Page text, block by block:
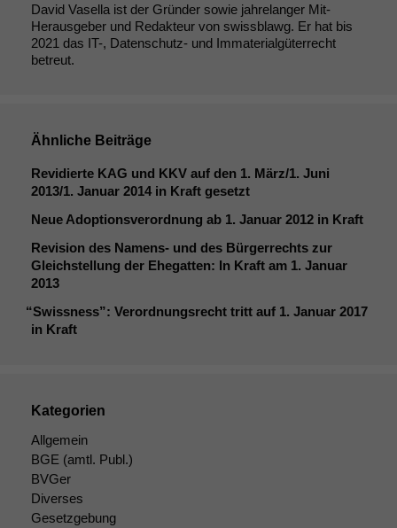
David Vasella ist der Gründer sowie jahrelanger Mit-
Herausgeber und Redakteur von swissblawg. Er hat bis
2021 das IT-, Datenschutz- und Immaterialgüterrecht
betreut.
Ähnliche Beiträge
Revidierte KAG und KKV auf den 1. März/1. Juni
2013/1. Januar 2014 in Kraft gesetzt
Neue Adoptionsverordnung ab 1. Januar 2012 in Kraft
Revision des Namens- und des Bürgerrechts zur
Gleichstellung der Ehegatten: In Kraft am 1. Januar
2013
“Swissness”: Verordnungsrecht tritt auf 1. Januar 2017
in Kraft
Kategorien
Allgemein
BGE (amtl. Publ.)
BVGer
Diverses
Gesetzgebung